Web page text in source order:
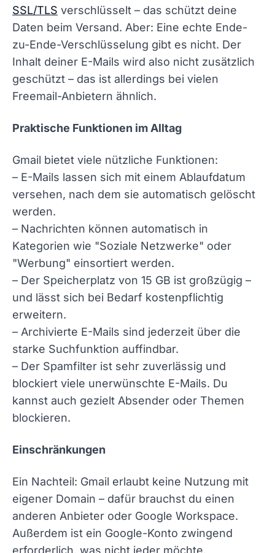
SSL/TLS verschlüsselt – das schützt deine
Daten beim Versand. Aber: Eine echte Ende-
zu-Ende-Verschlüsselung gibt es nicht. Der
Inhalt deiner E-Mails wird also nicht zusätzlich
geschützt – das ist allerdings bei vielen
Freemail-Anbietern ähnlich.
Praktische Funktionen im Alltag
Gmail bietet viele nützliche Funktionen:
– E-Mails lassen sich mit einem Ablaufdatum
versehen, nach dem sie automatisch gelöscht
werden.
– Nachrichten können automatisch in
Kategorien wie "Soziale Netzwerke" oder
"Werbung" einsortiert werden.
– Der Speicherplatz von 15 GB ist großzügig –
und lässt sich bei Bedarf kostenpflichtig
erweitern.
– Archivierte E-Mails sind jederzeit über die
starke Suchfunktion auffindbar.
– Der Spamfilter ist sehr zuverlässig und
blockiert viele unerwünschte E-Mails. Du
kannst auch gezielt Absender oder Themen
blockieren.
Einschränkungen
Ein Nachteil: Gmail erlaubt keine Nutzung mit
eigener Domain – dafür brauchst du einen
anderen Anbieter oder Google Workspace.
Außerdem ist ein Google-Konto zwingend
erforderlich, was nicht jeder möchte.